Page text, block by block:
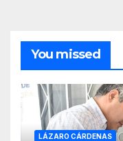
You missed
LÁZARO CÁRDENAS